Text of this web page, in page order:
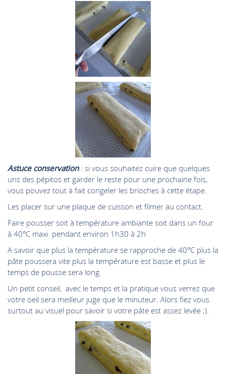
Astuce conservation: si vous souhaitez cuire que quelques
uns des pépitos et garder le reste pour une prochaine fois,
vous pouvez tout à fait congeler les brioches à cette étape.
Les placer sur une plaque de cuisson et filmer au contact.
Faire pousser soit à température ambiante soit dans un four
à 40°C maxi pendant environ 1h30 à 2h
A savoir que plus la température se rapproche de 40°C plus la
pâte poussera vite plus la température est basse et plus le
temps de pousse sera long.
Un petit conseil, avec le temps et la pratique vous verrez que
votre oeil sera meilleur juge que le minuteur. Alors fiez vous
surtout au visuel pour savoir si votre pâte est assez levée ;).